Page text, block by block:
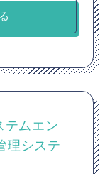
テムエン
理システ